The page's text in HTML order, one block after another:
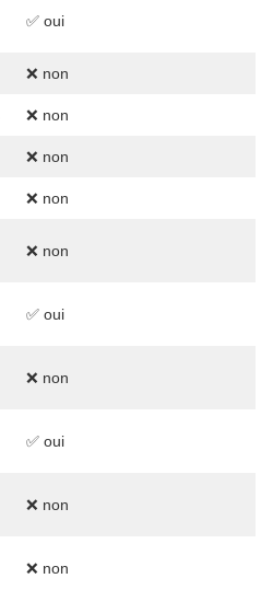
✅ oui
❌ non
❌ non
❌ non
❌ non
❌ non
✅ oui
❌ non
✅ oui
❌ non
❌ non